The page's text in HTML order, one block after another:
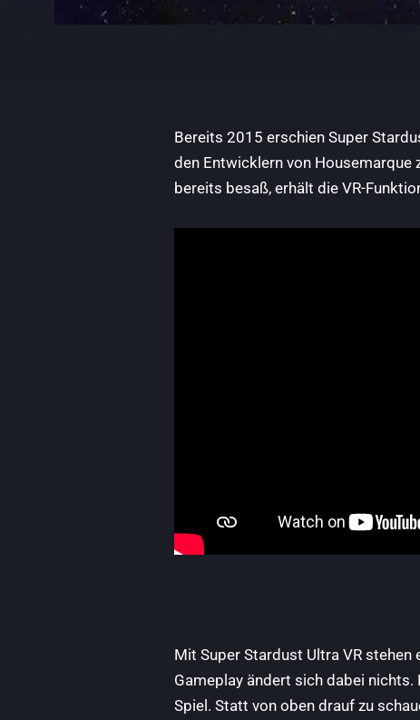
Bereits 2015 erschien Super
den Entwicklern von Housemarque
bereits besaß, erhält die VR-
Mit Super Stardust Ultra VR
Gameplay ändert sich dabei
Spiel. Statt von oben drauf zu